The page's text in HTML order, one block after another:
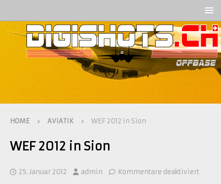
HOME AVIATIK WEF 2012 in Sion
WEF 2012 in Sion
25. Januar 2012 admin Kommentare deaktiviert